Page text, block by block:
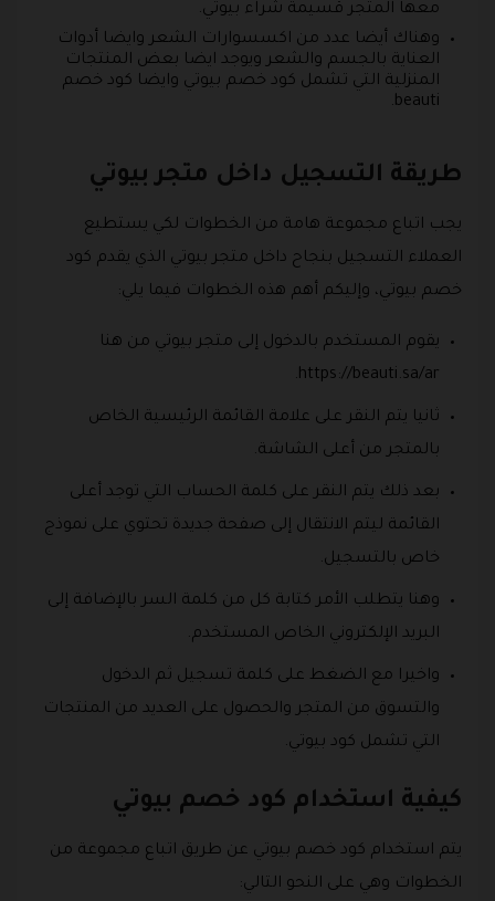
معها المتجر قسيمة شراء بيوتي.
وهناك أيضا عدد من اكسسوارات الشعر وايضا أدوات
العناية بالجسم والشعر ويوجد ايضا بعض المنتجات
المنزلية التي تشمل كود خصم بيوتي وايضا كود خصم
beauti.
طريقة التسجيل داخل متجر بيوتي
يجب اتباع مجموعة هامة من الخطوات لكي يستطيع
العملاء التسجيل بنجاح داخل متجر بيوتي الذي يقدم كود
خصم بيوتي، وإليكم أهم هذه الخطوات فيما يلي:
يقوم المستخدم بالدخول إلى متجر بيوتي من هنا
https://beauti.sa/ar.
ثانيا يتم النقر على علامة القائمة الرئيسية الخاص
بالمتجر من أعلى الشاشة.
بعد ذلك يتم النقر على كلمة الحساب التي توجد أعلى
القائمة ليتم الانتقال إلى صفحة جديدة تحتوي على نموذج
خاص بالتسجيل.
وهنا يتطلب الأمر كتابة كل من كلمة السر بالإضافة إلى
البريد الإلكتروني الخاص المستخدم.
واخيرا مع الضغط على كلمة تسجيل ثم الدخول
والتسوق من المتجر والحصول على العديد من المنتجات
التي تشمل كود بيوتي.
كيفية استخدام كود خصم بيوتي
يتم استخدام كود خصم بيوتي عن طريق اتباع مجموعة من
الخطوات وهي على النحو التالي: